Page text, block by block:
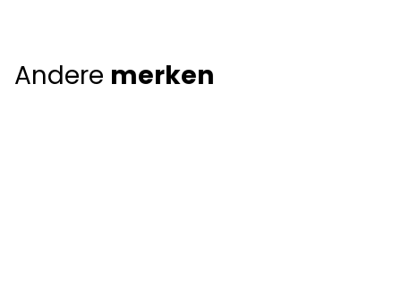
Andere merken